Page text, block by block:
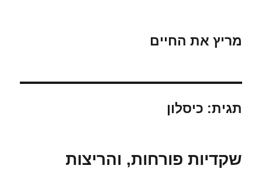
מריץ את החיים
תגית: כיסלון
שקדיות פורחות, והריצות